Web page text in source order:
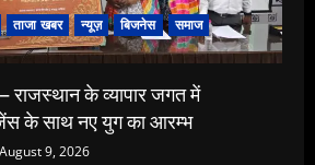
ताजा खबर न्यूज़ बिजनेस समाज
राजस्थान के व्यापार जगत में
के साथ नए युग का आरम्भ
August 9, 2026